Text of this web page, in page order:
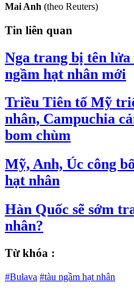
Mai Anh (theo Reuters)
Tin liên quan
Nga trang bị tên lửa
ngầm hạt nhân mới
Triều Tiên tố Mỹ
nhân, Campuchia
bom chùm
Mỹ, Anh, Úc công
hạt nhân
Hàn Quốc sẽ sớm
nhân?
Từ khóa :
#Bulava #tàu ngầm hạt nhân